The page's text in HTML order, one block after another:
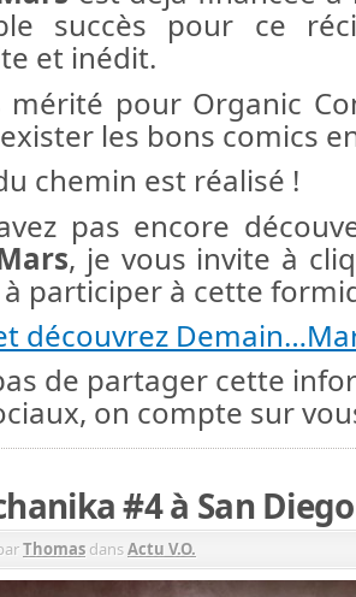
succès pour ce
et inédit.
mérité pour Organic
les bons comics
chemin est réalisé !
pas encore
, je vous invite à
participer à cette
découvrez
de partager cette
on compte sur
#4 à San Diego
Thomas dansActu V.O.